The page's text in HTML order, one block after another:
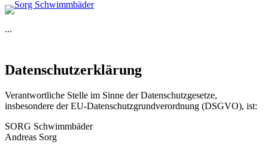
...
Datenschutzerklärung
Verantwortliche Stelle im Sinne der Datenschutzgesetze,
insbesondere der EU-Datenschutzgrundverordnung (DSGVO), ist:
SORG Schwimmbäder
Andreas Sorg